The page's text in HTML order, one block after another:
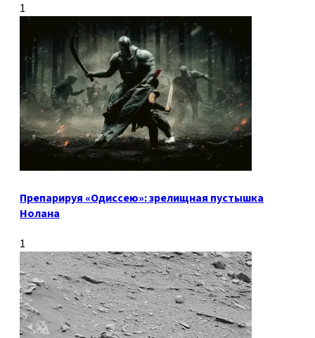
1
Препарируя «Одиссею»: зрелищная пустышка
Нолана
1